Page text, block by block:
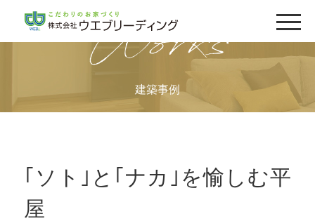
Works
建築事例
｢ソト｣と｢ナカ｣を愉しむ平
屋